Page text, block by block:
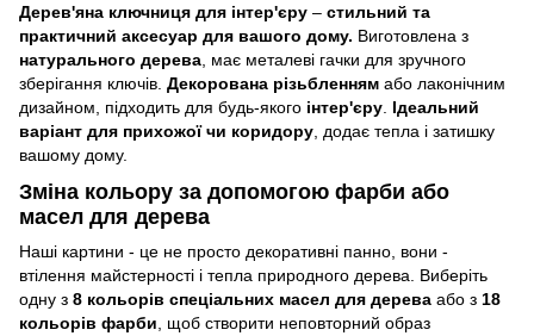
Дерев'яна ключниця для інтер'єру – стильний та
практичний аксесуар для вашого дому. Виготовлена з
натурального дерева , має металеві гачки для зручного
зберігання ключів. Декорована різьбленням або лаконічним
дизайном, підходить для будь-якого інтер'єру Ідеальний
варіант для прихожої чи коридору , додає тепла і затишку
вашому дому.
Зміна кольору за допомогою фарби або
масел для дерева
Наші картини - це не просто декоративні панно, вони -
втілення майстерності і тепла природного дерева. Виберіть
одну з 8 кольорів спеціальних масел для дерева або з 18
кольорів фарби , щоб створити неповторний образ